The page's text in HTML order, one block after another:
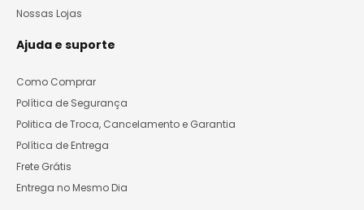
Nossas Lojas
Ajuda e suporte
Como Comprar
Política de Segurança
Politica de Troca, Cancelamento e Garantia
Política de Entrega
Frete Grátis
Entrega no Mesmo Dia